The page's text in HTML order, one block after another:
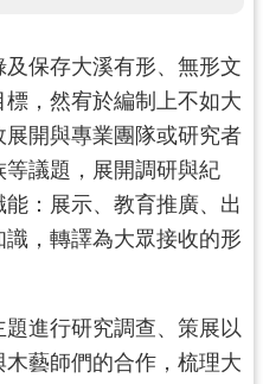
保存大溪有形、無形文
，然宥於編制上不如大
開與專業團隊或研究者
議題，展開調研與紀
：展示、教育推廣、出
，轉譯為大眾接收的形
進行研究調查、策展以
藝師們的合作，梳理大